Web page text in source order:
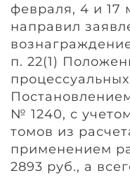
февраля, 4 и 17
направил
п. 22(1)
№ 1240, с
томов из
применением
2893 руб., а